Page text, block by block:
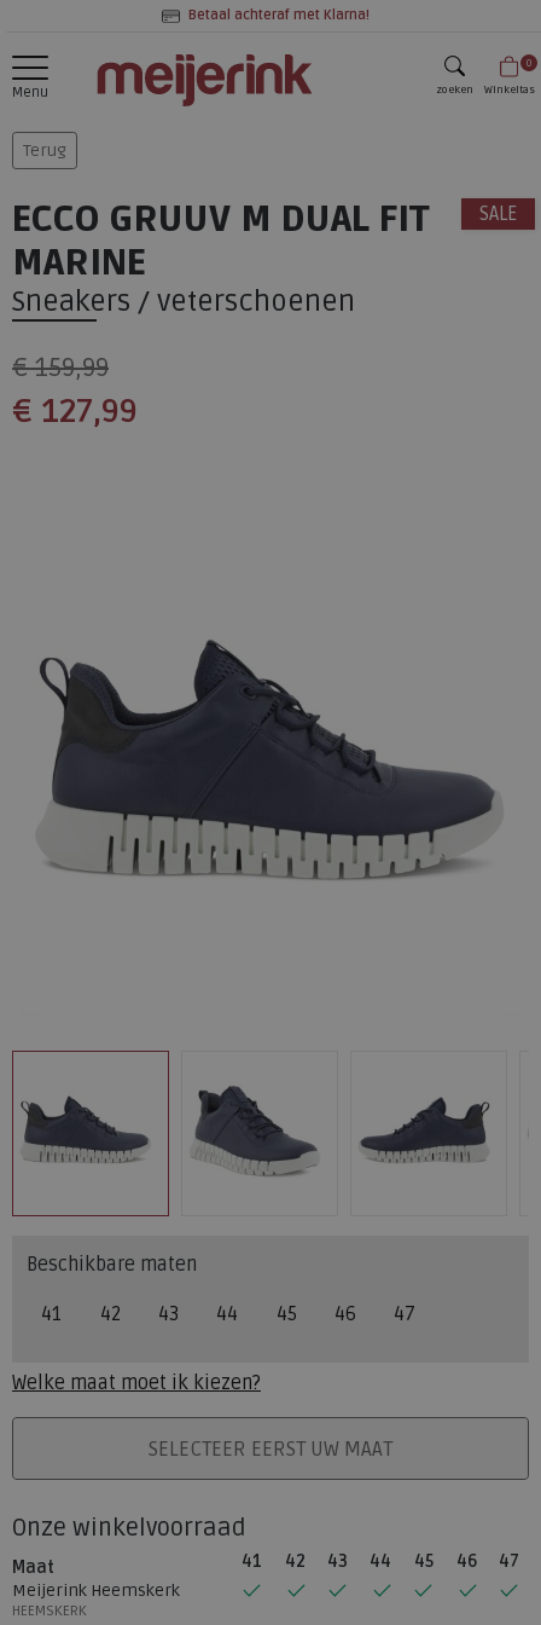
Betaal achteraf met Klarna!
Menu zoeken
0
Winkeltas
Terug
SALE
ECCO GRUUV M DUAL FIT
MARINE
Sneakers / veterschoenen
€ 159,99
€ 127,99
Beschikbare maten
41 42 43 44 45 46 47
Welke maat moet ik kiezen?
PLAATS IN WINKELMANDSELECTEER EERST UW MAAT
Onze winkelvoorraad
Maat 41 42 43 44 45 46
47
Meijerink Heemskerk
HEEMSKERK